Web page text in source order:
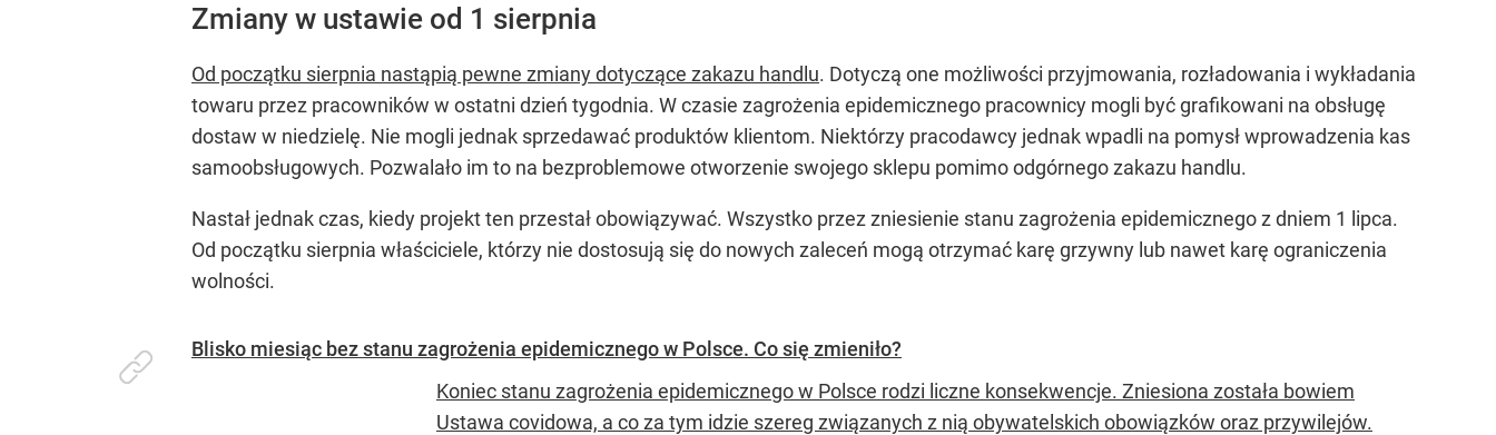
Zmiany w ustawie od 1 sierpnia
Od początku sierpnia nastąpią pewne zmiany dotyczące zakazu handlu. Dotyczą one możliwości przyjmowania, rozładowania i wykładania
towaru przez pracowników w ostatni dzień tygodnia. W czasie zagrożenia epidemicznego pracownicy mogli być grafikowani na obsługę
dostaw w niedzielę. Nie mogli jednak sprzedawać produktów klientom. Niektórzy pracodawcy jednak wpadli na pomysł wprowadzenia kas
samoobsługowych. Pozwalało im to na bezproblemowe otworzenie swojego sklepu pomimo odgórnego zakazu handlu.
Nastał jednak czas, kiedy projekt ten przestał obowiązywać. Wszystko przez zniesienie stanu zagrożenia epidemicznego z dniem 1 lipca.
Od początku sierpnia właściciele, którzy nie dostosują się do nowych zaleceń mogą otrzymać karę grzywny lub nawet karę ograniczenia
wolności.
Blisko miesiąc bez stanu zagrożenia epidemicznego w Polsce. Co się zmieniło?
Koniec stanu zagrożenia epidemicznego w Polsce rodzi liczne konsekwencje. Zniesiona została bowiem
Ustawa covidowa, a co za tym idzie szereg związanych z nią obywatelskich obowiązków oraz przywilejów.